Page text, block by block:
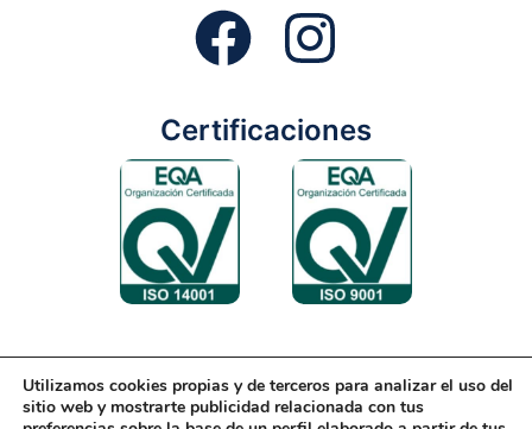
Certificaciones
Aviso Legal Condiciones Generales Diseño Web
Utilizamos cookies propias y de terceros para analizar el uso del
sitio web y mostrarte publicidad relacionada con tus